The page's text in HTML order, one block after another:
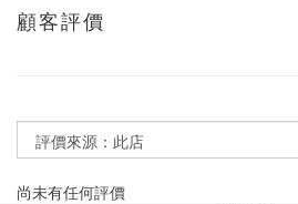
顧客評價
尚未有任何評價